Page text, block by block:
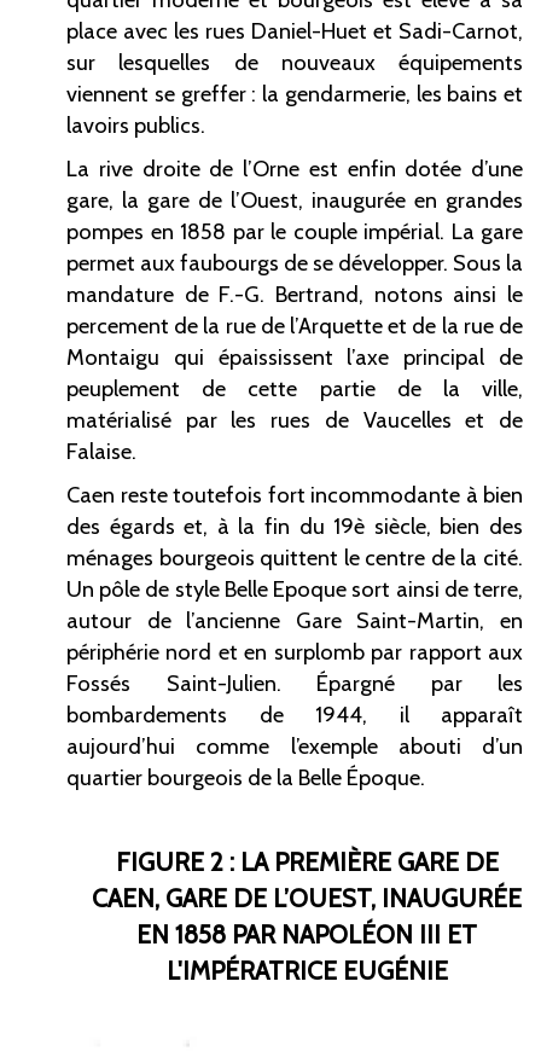
place avec les rues Daniel-Huet et Sadi-Carnot,
sur lesquelles de nouveaux équipements
viennent se greffer : la gendarmerie, les bains et
lavoirs publics.
La rive droite de l’Orne est enfin dotée d’une
gare, la gare de l’Ouest, inaugurée en grandes
pompes en 1858 par le couple impérial. La gare
permet aux faubourgs de se développer. Sous la
mandature de F.-G. Bertrand, notons ainsi le
percement de la rue de l’Arquette et de la rue de
Montaigu qui épaississent l’axe principal de
peuplement de cette partie de la ville,
matérialisé par les rues de Vaucelles et de
Falaise.
Caen reste toutefois fort incommodante à bien
des égards et, à la fin du 19è siècle, bien des
ménages bourgeois quittent le centre de la cité.
Un pôle de style Belle Epoque sort ainsi de terre,
autour de l’ancienne Gare Saint-Martin, en
périphérie nord et en surplomb par rapport aux
Fossés Saint-Julien. Épargné par les
bombardements de 1944, il apparaît
aujourd’hui comme l’exemple abouti d’un
quartier bourgeois de la Belle Époque.
FIGURE 2 : LA PREMIÈRE GARE DE
CAEN, GARE DE L’OUEST, INAUGURÉE
EN 1858 PAR NAPOLÉON III ET
L'IMPÉRATRICE EUGÉNIE